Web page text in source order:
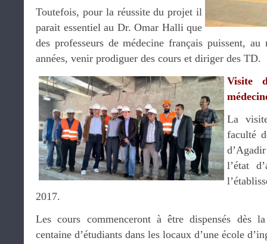
Toutefois, pour la réussite du projet il
parait essentiel au Dr. Omar Halli que
des professeurs de médecine français puissent, au
années, venir prodiguer des cours et diriger des TD.
Visite
La
faculté
l’état
2017.
Les cours commenceront à être dispensés dès
centaine d’étudiants dans les locaux d’une école